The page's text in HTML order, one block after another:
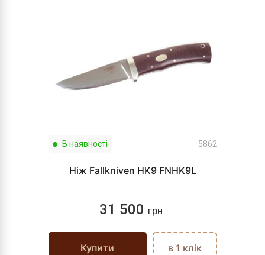
В наявності 5862
Ніж Fallkniven HK9 FNHK9L
31 500 грн
Купити в 1 клік